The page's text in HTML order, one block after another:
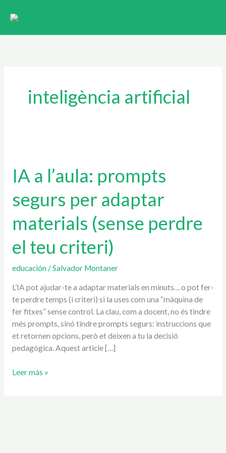
inteligència artificial
IA a l’aula: prompts
segurs per adaptar
materials (sense perdre
el teu criteri)
educación/Salvador Montaner
L’IA pot ajudar-te a adaptar materials en minuts… o pot fer-
te perdre temps (i criteri) si la uses com una “màquina de
fer fitxes” sense control. La clau, com a docent, no és tindre
més prompts, sinó tindre prompts segurs: instruccions que
et retornen opcions, però et deixen a tu la decisió
pedagògica. Aquest article […]
l’aula:
prompts
per
materials
(sense
perdre
el
criteri)
Leer más »